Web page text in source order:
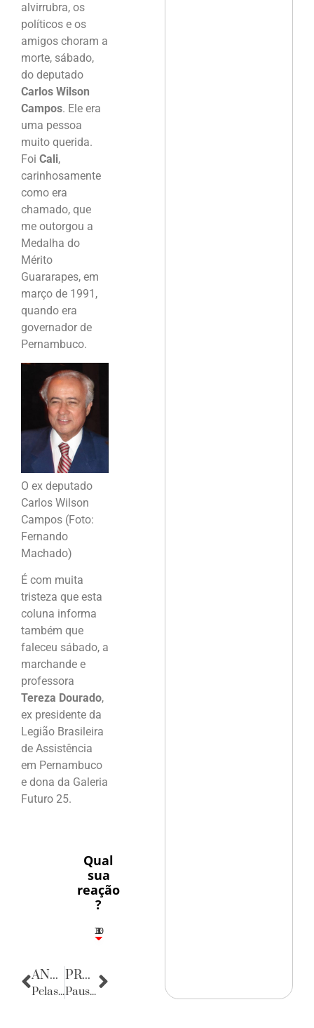
alvirrubra, os
políticos e os
amigos choram a
morte, sábado,
do deputado
Carlos Wilson
Campos. Ele era
uma pessoa
muito querida.
Foi Cali,
carinhosamente
como era
chamado, que
me outorgou a
Medalha do
Mérito
Guararapes, em
março de 1991,
quando era
governador de
Pernambuco.
O ex deputado
Carlos Wilson
Campos (Foto:
Fernando
Machado)
É com muita
tristeza que esta
coluna informa
também que
faleceu sábado, a
marchande e
professora
Tereza Dourado,
ex presidente da
Legião Brasileira
de Assistência
em Pernambuco
e dona da Galeria
Futuro 25.
Qual
sua
reação
?
3
1
1
3
10
ANTERIOR
Pelas terras de Gravatá
PRÓXIMA
Pausa Poética